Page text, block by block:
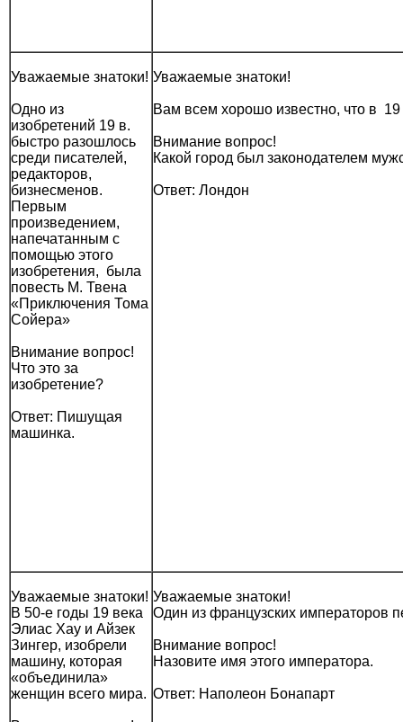
Уважаемые знатоки!
Одно из
изобретений 19 в.
быстро разошлось
среди писателей,
редакторов,
бизнесменов.
Первым
произведением,
напечатанным с
помощью этого
изобретения, была
повесть М. Твена
«Приключения Тома
Сойера»
Внимание вопрос!
Что это за
изобретение?
Ответ: Пишущая
машинка.
Уважаемые знатоки!
Вам всем хорошо известно, что в
Внимание вопрос!
Какой город был законодателем
Ответ: Лондон
Уважаемые знатоки!
В 50-е годы 19 века
Элиас Хау и Айзек
Зингер, изобрели
машину, которая
«объединила»
женщин всего мира.
Уважаемые знатоки!
Один из французских императоров
Внимание вопрос!
Назовите имя этого императора.
Ответ: Наполеон Бонапарт